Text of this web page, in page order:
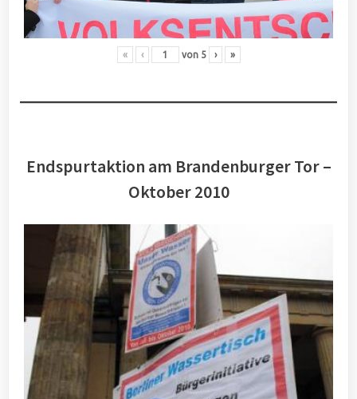
« ‹ von 5 › »
Endspurtaktion am Brandenburger Tor –
Oktober 2010